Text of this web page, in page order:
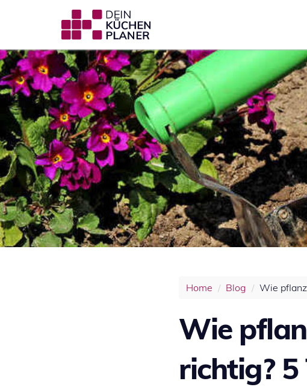
Home Blog Wie
Wie
richtig?